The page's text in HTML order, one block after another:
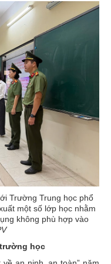
Trường Trung học phổ
một số lớp học nhằm
không phù hợp vào
học